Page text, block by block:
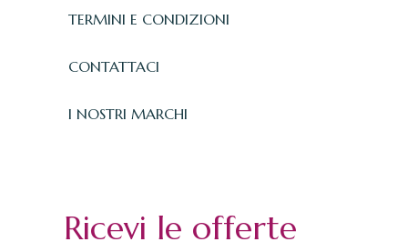
TERMINI E CONDIZIONI
CONTATTACI
I NOSTRI MARCHI
Ricevi le offerte